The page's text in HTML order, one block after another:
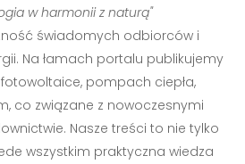
w harmonii z naturą"
świadomych odbiorców i
Na łamach portalu publikujemy
pompach ciepła,
co związane z nowoczesnymi
Nasze treści to nie tylko
wszystkim praktyczna wiedza